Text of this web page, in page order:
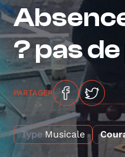
? pas
PARTAGER
Type Musicale